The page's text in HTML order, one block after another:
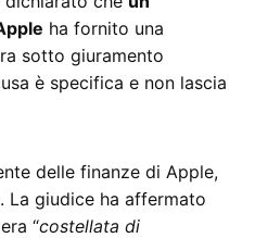
ha fornito una
sotto giuramento
è specifica e non lascia
delle finanze di Apple,
La giudice ha affermato
“costellata di